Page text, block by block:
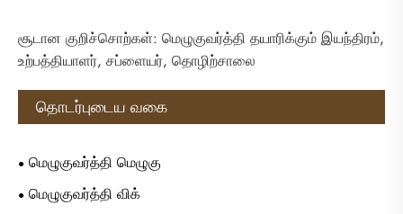
சூடான குறிச்சொற்கள்: மெழுகுவர்த்தி தயாரிக்கும் இயந்திரம்,
உற்பத்தியாளர், சப்ளையர், தொழிற்சாலை
தொடர்புடைய வகை
மெழுகுவர்த்தி மெழுகு
மெழுகுவர்த்தி விக்